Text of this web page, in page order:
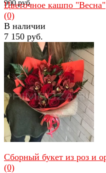
избранное сравнить
900 руб.
избранное сравнить
Цветочное кашпо "Весна"
(0)
В наличии
7 150 руб.
Сборный букет из роз и
(0)